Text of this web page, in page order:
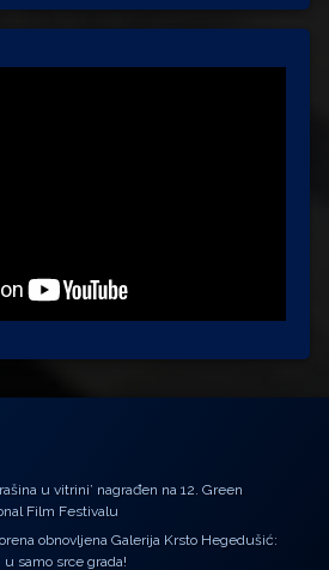
u vitrini’ nagrađen na 12. Green
Film Festivalu
obnovljena Galerija Krsto Hegedušić:
samo srce grada!